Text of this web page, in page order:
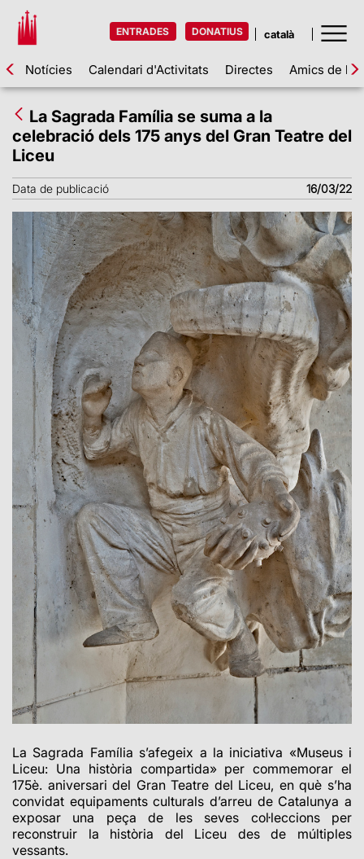
ENTRADES DONATIUS
Notícies Calendari d'Activitats Directes Amics de la
La Sagrada Família se suma a la
celebració dels 175 anys del Gran Teatre del
Liceu
Data de publicació 16/03/22
La Sagrada Família s’afegeix a la iniciativa «Museus i
Liceu: Una història compartida» per commemorar el
175è. aniversari del Gran Teatre del Liceu, en què s’ha
convidat equipaments culturals d’arreu de Catalunya a
exposar una peça de les seves col·leccions per
reconstruir la història del Liceu des de múltiples
vessants.